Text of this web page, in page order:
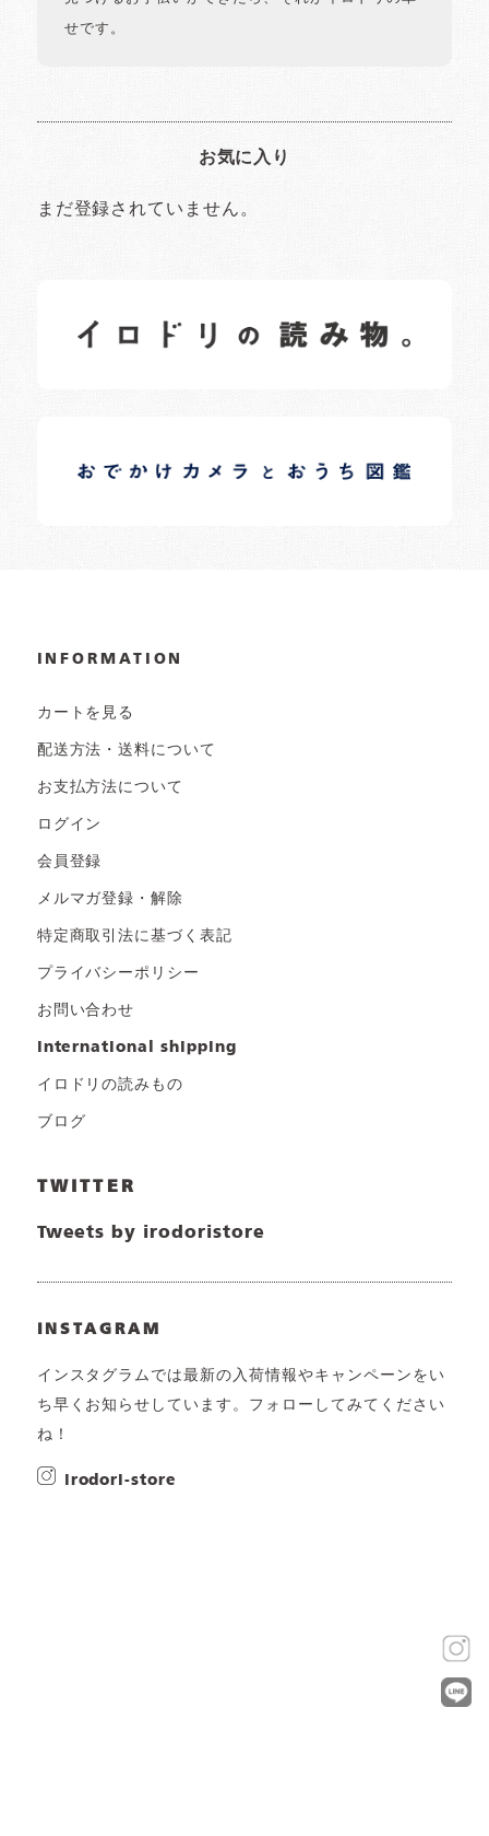
せです。
お気に入り
まだ登録されていません。
日常の様子など随時更新中です。
日常の様子など随時更新中です。
INFORMATION
カートを見る
配送方法・送料について
お支払方法について
ログイン
会員登録
メルマガ登録・解除
特定商取引法に基づく表記
プライバシーポリシー
お問い合わせ
international shipping
イロドリの読みもの
ブログ
TWITTER
Tweets by irodoristore
INSTAGRAM
インスタグラムでは最新の入荷情報やキャンペーンをい
ち早くお知らせしています。フォローしてみてください
ね！
irodori-store